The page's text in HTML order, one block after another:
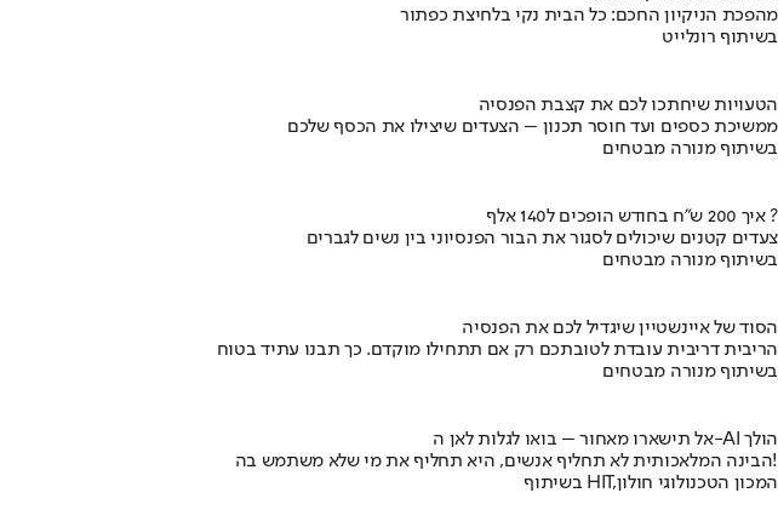
מהפכת הניקיון החכם: כל הבית נקי בלחיצת כפתור
בשיתוף רונלייט
הטעויות שיחתכו לכם את קצבת הפנסיה
ממשיכת כספים ועד חוסר תכנון – הצעדים שיצילו את הכסף שלכם
בשיתוף מנורה מבטחים
איך 200 ש"ח בחודש הופכים ל140 אלף ?
צעדים קטנים שיכולים לסגור את הבור הפנסיוני בין נשים לגברים
בשיתוף מנורה מבטחים
הסוד של איינשטיין שיגדיל לכם את הפנסיה
הריבית דריבית עובדת לטובתכם רק אם תתחילו מוקדם. כך תבנו עתיד בטוח
בשיתוף מנורה מבטחים
אל תישארו מאחור – בואו לגלות לאן ה-AI הולך
הבינה המלאכותית לא תחליף אנשים, היא תחליף את מי שלא משתמש בה!
בשיתוף HIT,המכון הטכנולוגי חולון